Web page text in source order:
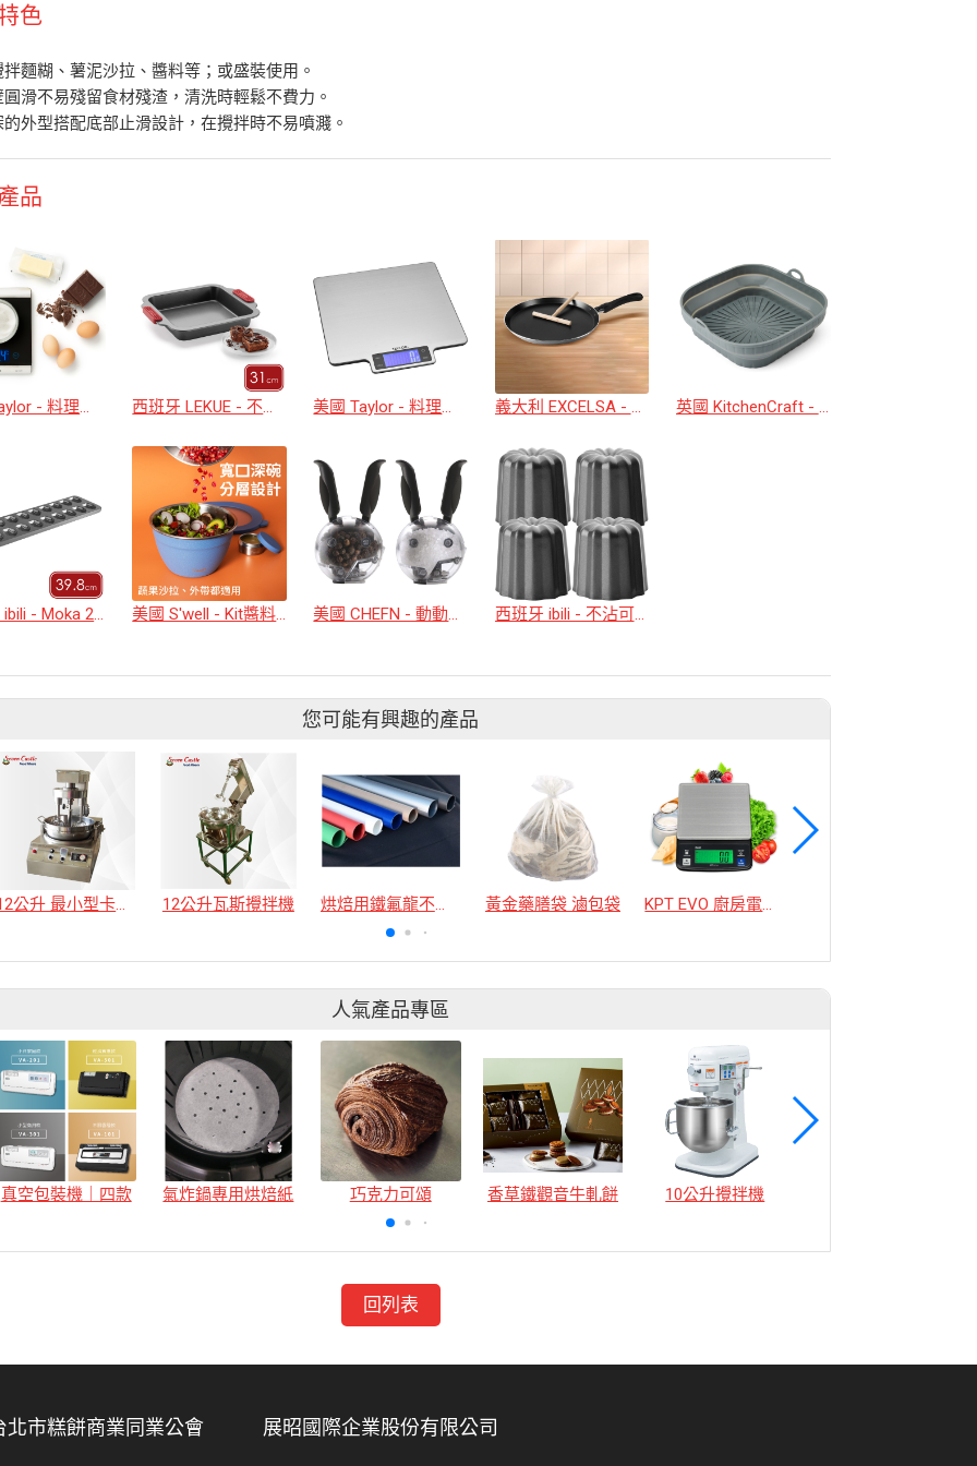
色
麵糊、薯泥沙拉、醬料等；或盛裝使用。
滑不易殘留食材殘渣，清洗時輕鬆不費力。
外型搭配底部止滑設計，在攪拌時不易噴濺。
品
美國 Taylor - 料理電子秤(15kg) 西班牙 LEKUE - 不沾方形深烤盤(31cm) 美國 Taylor - 料理電子秤(10kg) 義大利 EXCELSA - 可麗餅不沾平底鍋+抹刀(24cm) 英國 KitchenCraft - 氣炸鍋矽膠烤盤(方22cm)
西班牙 ibili - Moka 20格不沾迷你瑪德蓮烤模 美國 S'well - Kit醬料罐+防漏不鏽鋼沙拉碗(天空藍1.9L) 美國 CHEFN - 動動耳朵研磨罐2入 西班牙 ibili - 不沾可麗露烤模4入(6cm)
您可能有興趣的產品
12公升 最小型卡士達攪拌機 12公升瓦斯攪拌機 烘焙用鐵氟龍不沾布 黃金藥膳袋 滷包袋 KPT EVO 廚房電子秤
人氣產品專區
真空包裝機｜四款 氣炸鍋專用烘焙紙 巧克力可頌 香草鐵觀音牛軋餅 10公升攪拌機
回列表
北市糕餅商業同業公會 展昭國際企業股份有限公司